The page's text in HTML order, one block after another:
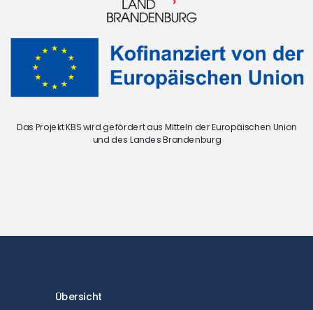
Das Projekt KBS wird gefördert aus Mitteln der Europäischen Union
und des Landes Brandenburg
Übersicht